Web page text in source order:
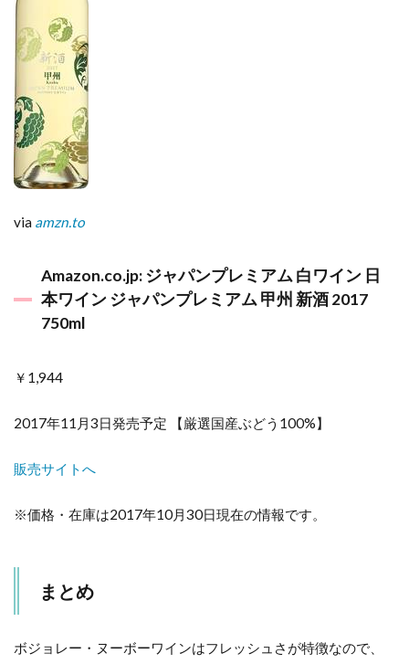
via amzn.to
Amazon.co.jp: ジャパンプレミアム 白ワイン 日
本ワイン ジャパンプレミアム 甲州 新酒 2017
750ml
￥1,944
2017年11月3日発売予定 【厳選国産ぶどう100%】
販売サイトへ
※価格・在庫は2017年10月30日現在の情報です。
まとめ
ボジョレー・ヌーボーワインはフレッシュさが特徴なので、